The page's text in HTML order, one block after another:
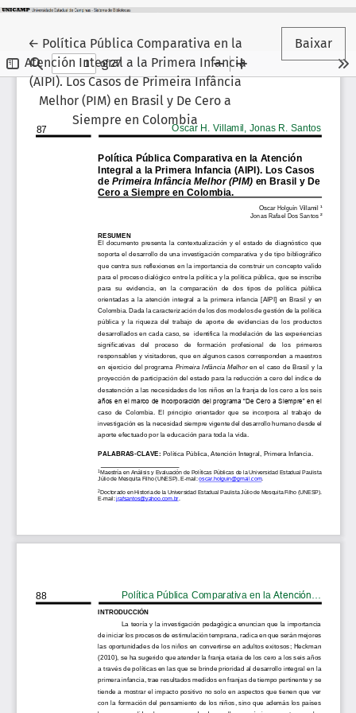
← Voltar aos Detalhes do Artigo
Política Pública Comparativa en la
Atención Integral a la Primera Infancia
(AIPI). Los Casos de Primeira Infância
Melhor (PIM) en Brasil y De Cero a
Siempre en Colombia
Baixar